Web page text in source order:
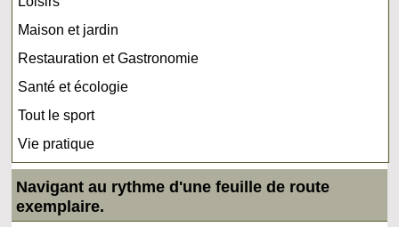
Maison et jardin
Restauration et Gastronomie
Santé et écologie
Tout le sport
Vie pratique
Navigant au rythme d'une feuille de route
exemplaire.